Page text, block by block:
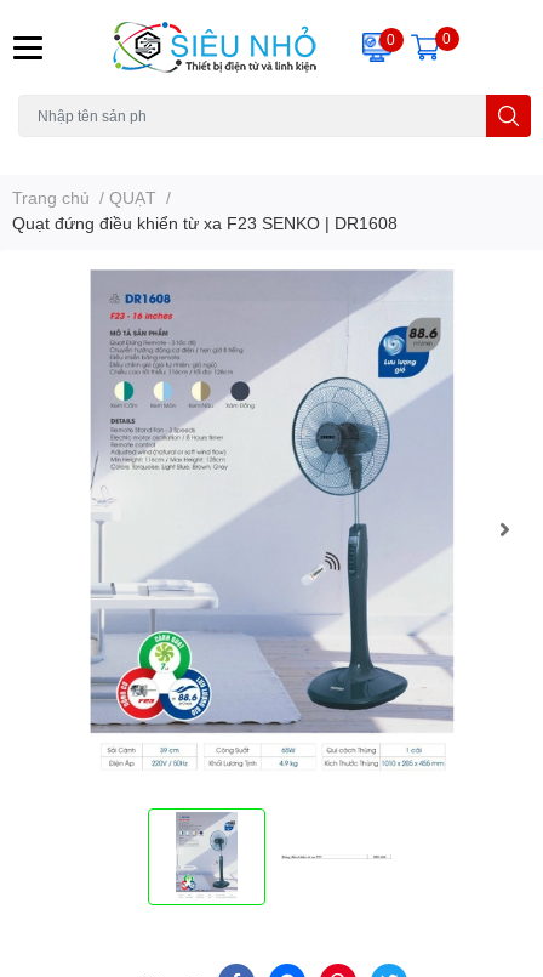
0 0
Trang chủ / QUẠT /
Quạt đứng điều khiển từ xa F23 SENKO | DR1608